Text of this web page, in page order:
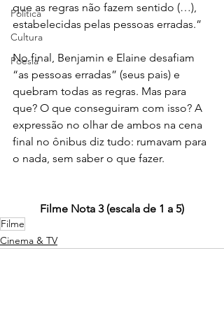
Política
Cultura
Poesia
que as regras não fazem sentido (…),
estabelecidas pelas pessoas erradas.”
No final, Benjamin e Elaine desafiam
“as pessoas erradas” (seus pais) e
quebram todas as regras. Mas para
que? O que conseguiram com isso? A
expressão no olhar de ambos na cena
final no ônibus diz tudo: rumavam para
o nada, sem saber o que fazer.
Filme Nota 3 (escala de 1 a 5)
Filme
Cinema & TV